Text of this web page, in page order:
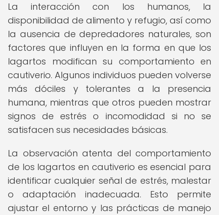
La interacción con los humanos, la
disponibilidad de alimento y refugio, así como
la ausencia de depredadores naturales, son
factores que influyen en la forma en que los
lagartos modifican su comportamiento en
cautiverio. Algunos individuos pueden volverse
más dóciles y tolerantes a la presencia
humana, mientras que otros pueden mostrar
signos de estrés o incomodidad si no se
satisfacen sus necesidades básicas.
La observación atenta del comportamiento
de los lagartos en cautiverio es esencial para
identificar cualquier señal de estrés, malestar
o adaptación inadecuada. Esto permite
ajustar el entorno y las prácticas de manejo